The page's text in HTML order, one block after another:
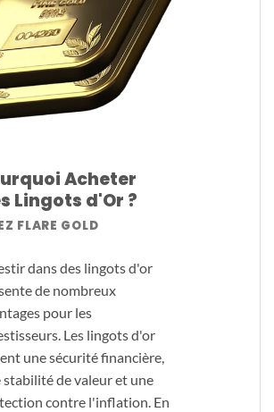
Acheter
Lingots d'Or ?
FLARE GOLD
dans des lingots d'or
de nombreux
pour les
Les lingots d'or
une sécurité financière,
stabilité de valeur et une
contre l'inflation. En